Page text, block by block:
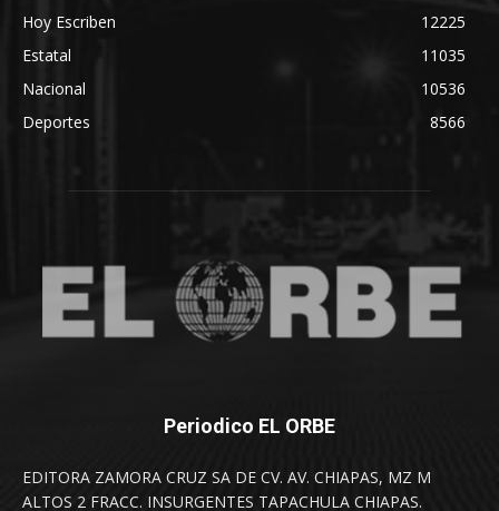
Hoy Escriben
12225
Estatal
11035
Nacional
10536
Deportes
8566
Periodico EL ORBE
EDITORA ZAMORA CRUZ SA DE CV. AV. CHIAPAS, MZ M
ALTOS 2 FRACC. INSURGENTES TAPACHULA CHIAPAS.